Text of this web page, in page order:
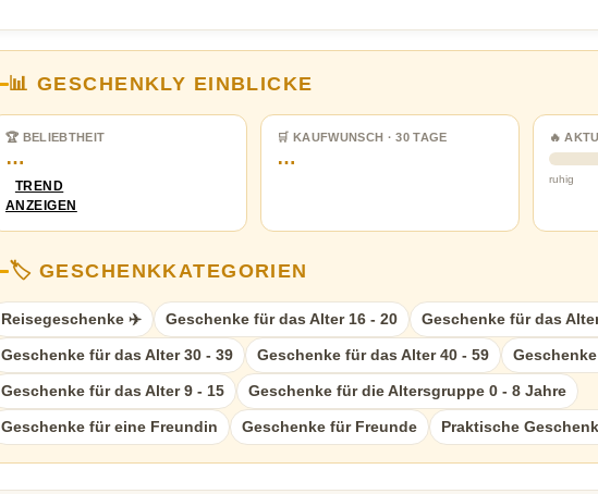
📊 GESCHENKLY EINBLICKE
🏆 BELIEBTHEIT
…
TREND
ANZEIGEN
🛒 KAUFWUNSCH · 30 TAGE
…
🔥
ruhig
🏷️ GESCHENKKATEGORIEN
Reisegeschenke ✈️ Geschenke für das Alter 16 - 20 Geschenke für das
Geschenke für das Alter 30 - 39 Geschenke für das Alter 40 - 59
Geschenke für das Alter 9 - 15 Geschenke für die Altersgruppe 0 - 8 Jahre
Geschenke für eine Freundin Geschenke für Freunde Praktische